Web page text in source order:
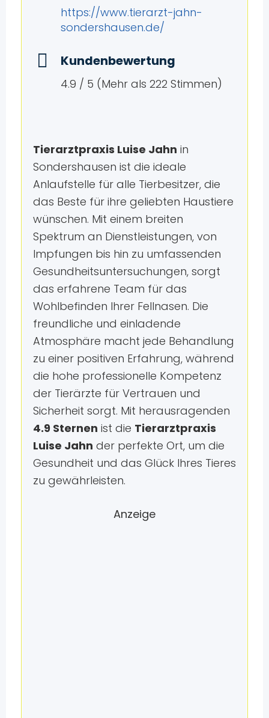
https://www.tierarzt-jahn-
sondershausen.de/
Kundenbewertung
4.9 / 5 (Mehr als 222 Stimmen)
Tierarztpraxis Luise Jahn in
Sondershausen ist die ideale
Anlaufstelle für alle Tierbesitzer, die
das Beste für ihre geliebten Haustiere
wünschen. Mit einem breiten
Spektrum an Dienstleistungen, von
Impfungen bis hin zu umfassenden
Gesundheitsuntersuchungen, sorgt
das erfahrene Team für das
Wohlbefinden Ihrer Fellnasen. Die
freundliche und einladende
Atmosphäre macht jede Behandlung
zu einer positiven Erfahrung, während
die hohe professionelle Kompetenz
der Tierärzte für Vertrauen und
Sicherheit sorgt. Mit herausragenden
4.9 Sternen ist die Tierarztpraxis
Luise Jahn der perfekte Ort, um die
Gesundheit und das Glück Ihres Tieres
zu gewährleisten.
Anzeige